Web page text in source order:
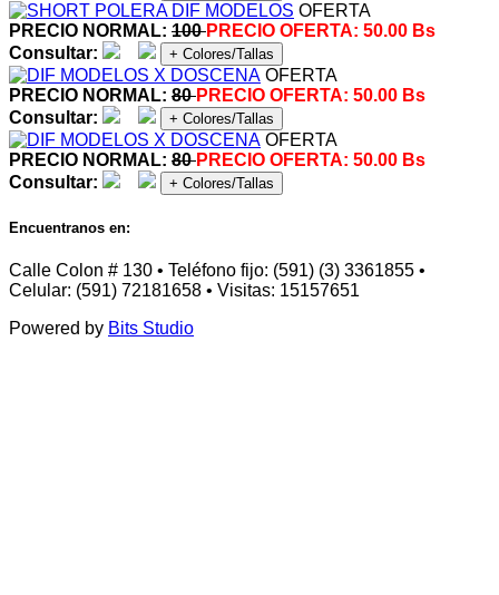
OFERTA
PRECIO NORMAL: 100PRECIO OFERTA: 50.00 Bs
Consultar:
+ Colores/Tallas
OFERTA
PRECIO NORMAL: 80PRECIO OFERTA: 50.00 Bs
Consultar:
+ Colores/Tallas
OFERTA
PRECIO NORMAL: 80PRECIO OFERTA: 50.00 Bs
Consultar:
+ Colores/Tallas
Encuentranos en:
Calle Colon # 130 • Teléfono fijo: (591) (3) 3361855 •
Celular: (591) 72181658 • Visitas: 15157651
Powered by Bits Studio